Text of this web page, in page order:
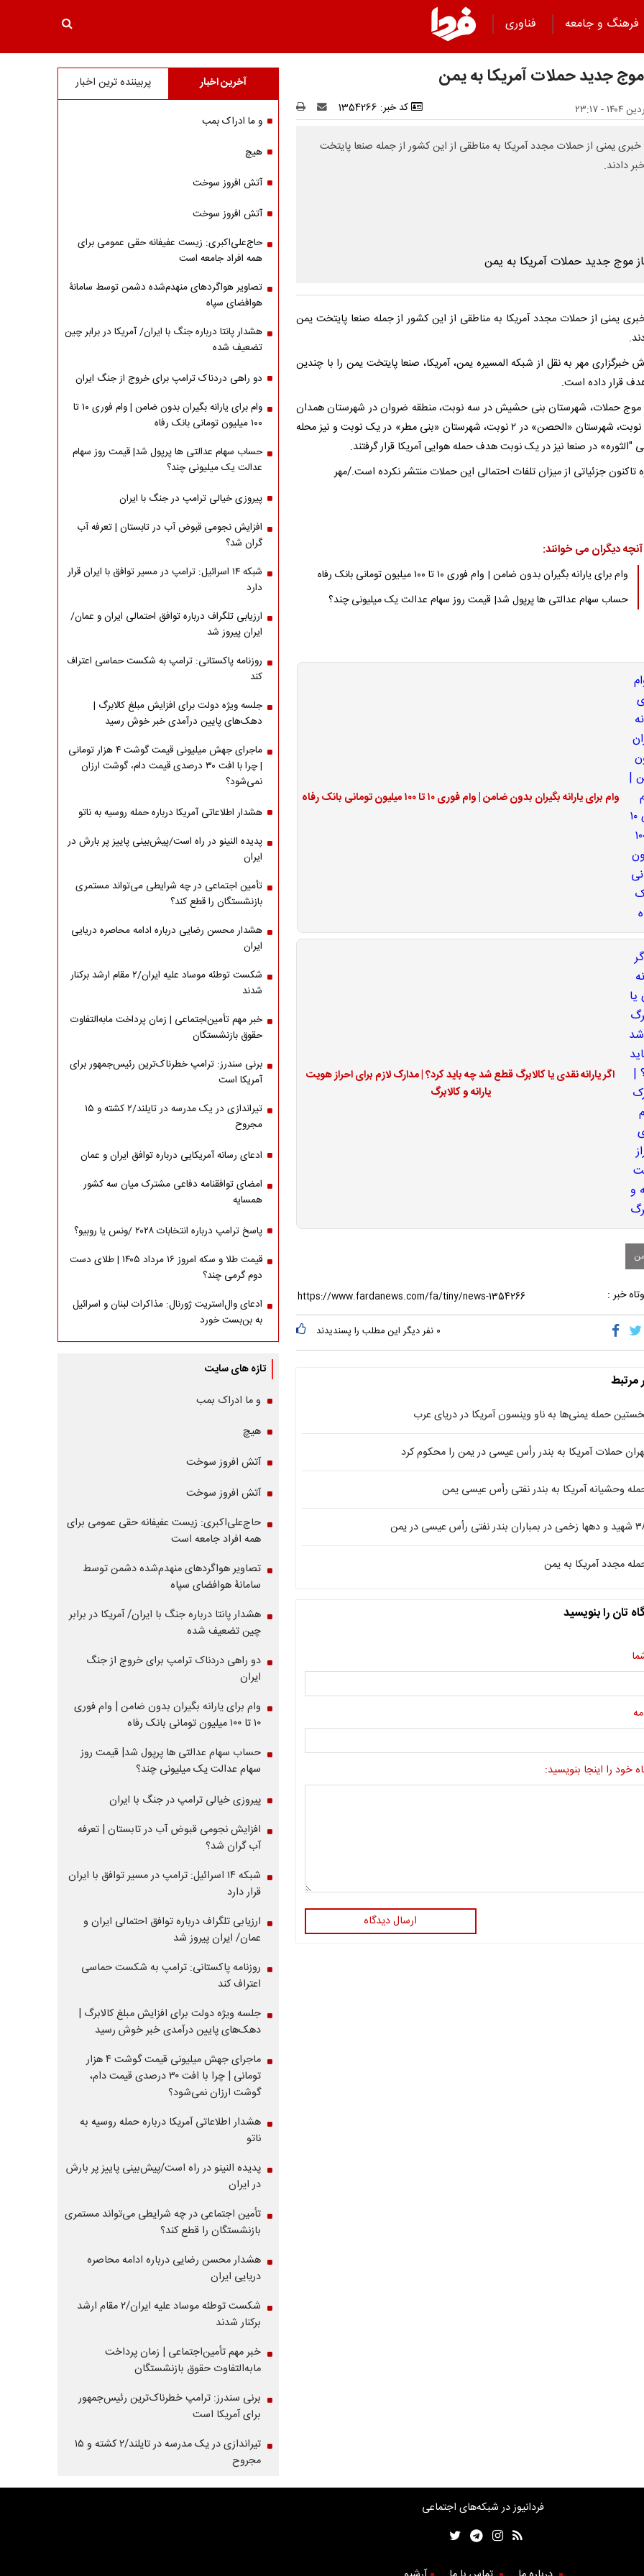
فرهنگ و جامعه فناوری
موج جدید حملات آمریکا به یمن
کد خبر: 1354266
خبری یمنی از حملات مجدد آمریکا به مناطقی از این کشور از جمله صنعا پایتخت
دادند.
یمنی از حملات مجدد آمریکا به مناطقی از این کشور از جمله صنعا پایتخت یمن
خبرگزاری مهر به نقل از شبکه المسیره یمن، آمریکا، صنعا پایتخت یمن را با چندین
قرار داده است.
موج حملات، شهرستان بنی حشیش در سه نوبت، منطقه ضروان در شهرستان همدان
در یک نوبت، شهرستان «الحصن» در ۲ نوبت، شهرستان «بنی مطر» در یک نوبت و نیز محله
"الثوره» در صنعا نیز در یک نوبت هدف حمله هوایی آمریکا قرار گرفتند.
تاکنون جزئیاتی از میزان تلفات احتمالی این حملات منتشر نکرده است./مهر
آنچه دیگران می خوانند:
وام برای یارانه بگیران بدون ضامن | وام فوری ۱۰ تا ۱۰۰ میلیون تومانی بانک رفاه
حساب سهام عدالتی ها پرپول شد| قیمت روز سهام عدالت یک میلیونی چند؟
وام برای یارانه بگیران بدون ضامن | وام فوری ۱۰ تا ۱۰۰ میلیون تومانی بانک رفاه
اگر یارانه نقدی یا کالابرگ قطع شد چه باید کرد؟ | مدارک لازم برای احراز هویت
یارانه و کالابرگ
خبر :
۰ نفر دیگر این مطلب را پسندیدند
مرتبط
حمله یمنی‌ها به ناو وینسون آمریکا در دریای عرب
حملات آمریکا به بندر رأس عیسی در یمن را محکوم کرد
وحشیانه آمریکا به بندر نفتی رأس عیسی یمن
بندر نفتی رأس عیسی در یمن
مجدد آمریکا به یمن
تان را بنویسید
خود را اینجا بنویسید:
ارسال دیدگاه
آخرین اخبار پربیننده ترین اخبار
و ما ادراک بمب
هیچ
آتش افروز سوخت
آتش افروز سوخت
حاج‌علی‌اکبری: زیست عفیفانه حقی عمومی برای
همه افراد جامعه است
تصاویر هواگردهای منهدم‌شده دشمن توسط سامانۀ
هوافضای سپاه
هشدار پانتا درباره جنگ با ایران/ آمریکا در برابر چین
تضعیف شده
دو راهی دردناک ترامپ برای خروج از جنگ ایران
وام برای یارانه بگیران بدون ضامن | وام فوری ۱۰ تا
۱۰۰ میلیون تومانی بانک رفاه
حساب سهام عدالتی ها پرپول شد| قیمت روز سهام
عدالت یک میلیونی چند؟
پیروزی خیالی ترامپ در جنگ با ایران
افزایش نجومی قبوض آب در تابستان | تعرفه آب
گران شد؟
شبکه ۱۴ اسرائیل: ترامپ در مسیر توافق با ایران قرار
دارد
ارزیابی تلگراف درباره توافق احتمالی ایران و عمان/
ایران پیروز شد
روزنامه پاکستانی: ترامپ به شکست حماسی اعتراف
کند
جلسه ویژه دولت برای افزایش مبلغ کالابرگ |
دهک‌های پایین درآمدی خبر خوش رسید
ماجرای جهش میلیونی قیمت گوشت ۴ هزار تومانی
| چرا با افت ۳۰ درصدی قیمت دام، گوشت ارزان
نمی‌شود؟
هشدار اطلاعاتی آمریکا درباره حمله روسیه به ناتو
پدیده النینو در راه است/پیش‌بینی پاییز پر بارش در
ایران
تأمین اجتماعی در چه شرایطی می‌تواند مستمری
بازنشستگان را قطع کند؟
هشدار محسن رضایی درباره ادامه محاصره دریایی
ایران
شکست توطئه موساد علیه ایران/۲ مقام‌ ارشد برکنار
شدند
خبر مهم تأمین‌اجتماعی | زمان پرداخت مابه‌التفاوت
حقوق بازنشستگان
برنی سندرز: ترامپ خطرناک‌ترین رئیس‌جمهور برای
آمریکا است
تیراندازی در یک مدرسه در تایلند/۲ کشته و ۱۵
مجروح
ادعای رسانه آمریکایی درباره توافق ایران و عمان
امضای توافقنامه دفاعی مشترک میان سه کشور
همسایه
پاسخ ترامپ درباره انتخابات ۲۰۲۸ /ونس یا روبیو؟
قیمت طلا و سکه امروز ۱۶ مرداد ۱۴۰۵ | طلای دست
دوم گرمی چند؟
ادعای وال‌استریت ژورنال: مذاکرات لبنان و اسرائیل
به بن‌بست خورد
تازه های سایت
و ما ادراک بمب
هیچ
آتش افروز سوخت
آتش افروز سوخت
حاج‌علی‌اکبری: زیست عفیفانه حقی عمومی برای
همه افراد جامعه است
تصاویر هواگردهای منهدم‌شده دشمن توسط
سامانۀ هوافضای سپاه
هشدار پانتا درباره جنگ با ایران/ آمریکا در برابر
چین تضعیف شده
دو راهی دردناک ترامپ برای خروج از جنگ
ایران
وام برای یارانه بگیران بدون ضامن | وام فوری
۱۰ تا ۱۰۰ میلیون تومانی بانک رفاه
حساب سهام عدالتی ها پرپول شد| قیمت روز
سهام عدالت یک میلیونی چند؟
پیروزی خیالی ترامپ در جنگ با ایران
افزایش نجومی قبوض آب در تابستان | تعرفه
آب گران شد؟
شبکه ۱۴ اسرائیل: ترامپ در مسیر توافق با ایران
قرار دارد
ارزیابی تلگراف درباره توافق احتمالی ایران و
عمان/ ایران پیروز شد
روزنامه پاکستانی: ترامپ به شکست حماسی
اعتراف کند
جلسه ویژه دولت برای افزایش مبلغ کالابرگ |
دهک‌های پایین درآمدی خبر خوش رسید
ماجرای جهش میلیونی قیمت گوشت ۴ هزار
تومانی | چرا با افت ۳۰ درصدی قیمت دام،
گوشت ارزان نمی‌شود؟
هشدار اطلاعاتی آمریکا درباره حمله روسیه به
ناتو
پدیده النینو در راه است/پیش‌بینی پاییز پر بارش
در ایران
تأمین اجتماعی در چه شرایطی می‌تواند مستمری
بازنشستگان را قطع کند؟
هشدار محسن رضایی درباره ادامه محاصره
دریایی ایران
شکست توطئه موساد علیه ایران/۲ مقام‌ ارشد
برکنار شدند
خبر مهم تأمین‌اجتماعی | زمان پرداخت
مابه‌التفاوت حقوق بازنشستگان
برنی سندرز: ترامپ خطرناک‌ترین رئیس‌جمهور
برای آمریکا است
تیراندازی در یک مدرسه در تایلند/۲ کشته و ۱۵
مجروح
فردانیوز در شبکه‌های اجتماعی